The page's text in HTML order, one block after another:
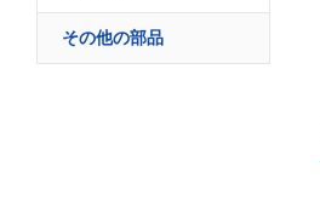
その他の部品